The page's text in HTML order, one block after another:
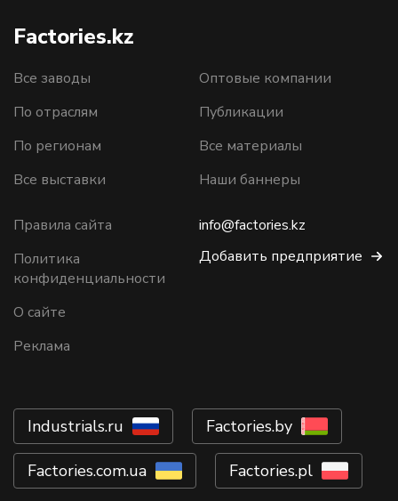
Factories.kz
Все заводы
По отраслям
По регионам
Все выставки
Оптовые компании
Публикации
Все материалы
Наши баннеры
Правила сайта
Политика
конфиденциальности
О сайте
Реклама
info@factories.kz
Добавить предприятие
Industrials.ru Factories.by
Factories.com.ua Factories.pl